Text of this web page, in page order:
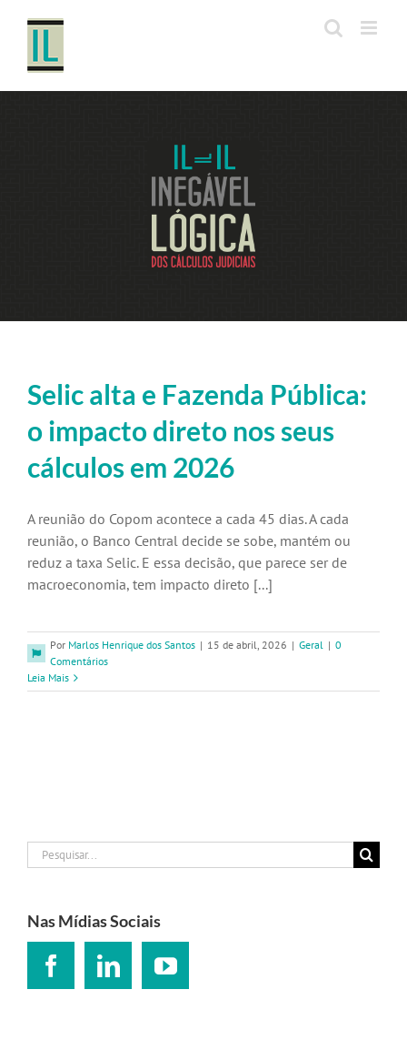
conteúdo
Selic alta e Fazenda Pública:
o impacto direto nos seus
cálculos em 2026
A reunião do Copom acontece a cada 45 dias. A cada
reunião, o Banco Central decide se sobe, mantém ou
reduz a taxa Selic. E essa decisão, que parece ser de
macroeconomia, tem impacto direto [...]
Por Marlos Henrique dos Santos | 15 de abril, 2026 | Geral | 0
Comentários
Leia Mais
Buscar
resultados
Nas Mídias Sociais